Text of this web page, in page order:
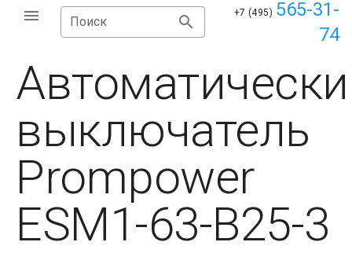
Поиск
+7 (495) 565-31-
74
выключатель
Prompower
ESM1-63-B25-3